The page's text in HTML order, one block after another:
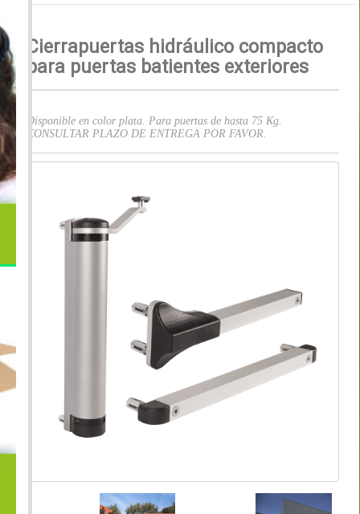
Cierrapuertas hidráulico compacto
para puertas batientes exteriores
Disponible en color plata. Para puertas de hasta 75 Kg.
CONSULTAR PLAZO DE ENTREGA POR FAVOR.